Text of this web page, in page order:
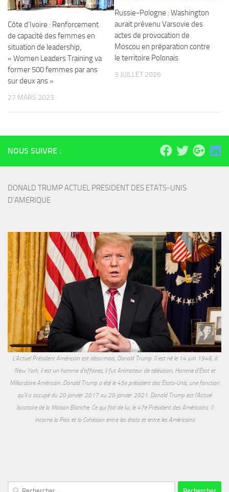
Côte d’Ivoire : Renforcement
de capacité des femmes en
situation de leadership,
« Women Leaders Training va
former 500 femmes par ans
sur deux ans »
27 MARS 2023
Russie-Pologne : Washington
aurait prévenu Varsovie des
actes de provocation de
Moscou en préparation contre
le territoire Polonais
3 JUILLET 2026
NOUS SUIVRE :
DONALD TRUMP ACTUEL PRESIDENT DES ETATS-UNIS
D'AMERIQUE
L'Actuel Président Américain est désormais, Donald Trump. Il est né le 14 juin 1946, à
New York, il est un homme d'affaires, il fut Animateur de télévision, Homme d'État et
Milliardaire Américain. Donald Trump a été le 45e président des États-Unis, une fonction
qu'il a occupé du 20 janvier 2017 au 20 janvier 2021. Donald Trump est l'Actuel
locataire de la Maison Blanche. Ce qui fait de lui, le 47e Président des Américains. Il
incarne la Paix et la Cohésion entre les états et entre les Américains
Rechercher :